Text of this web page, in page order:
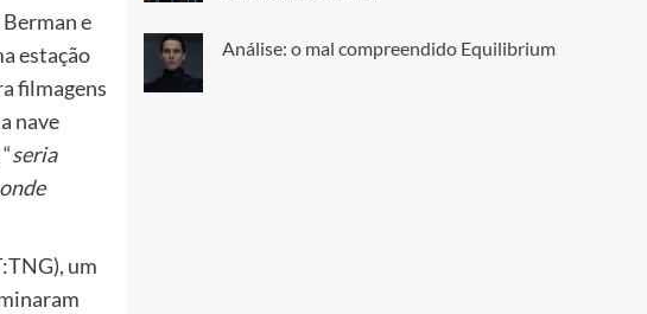
e
estação
filmagens
nave
seria
um
Análise: o mal compreendido Equilibrium